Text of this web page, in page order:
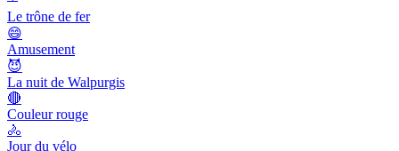
Le trône de fer
😄
Amusement
😈
La nuit de Walpurgis
🔴
Couleur rouge
🚴
Jour du vélo